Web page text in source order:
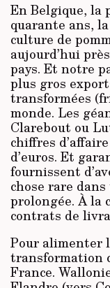
En Belgique, la
quarante ans,
culture de
aujourd’hui
pays. Et notre
plus gros
transformées
monde. Les
Clarebout ou
chiffres
d’euros. Et
fournissent
chose rare
prolongée. À la
contrats de
Pour alimenter
transformation
France.